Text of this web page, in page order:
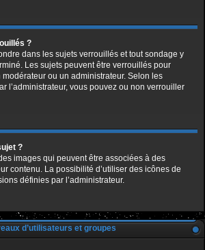
?
dans les sujets verrouillés et tout sondage y
Les sujets peuvent être verrouillés pour
ou un administrateur. Selon les
l’administrateur, vous pouvez ou non verrouiller
?
images qui peuvent être associées à des
contenu. La possibilité d’utiliser des icônes de
définies par l’administrateur.
d’utilisateurs et groupes